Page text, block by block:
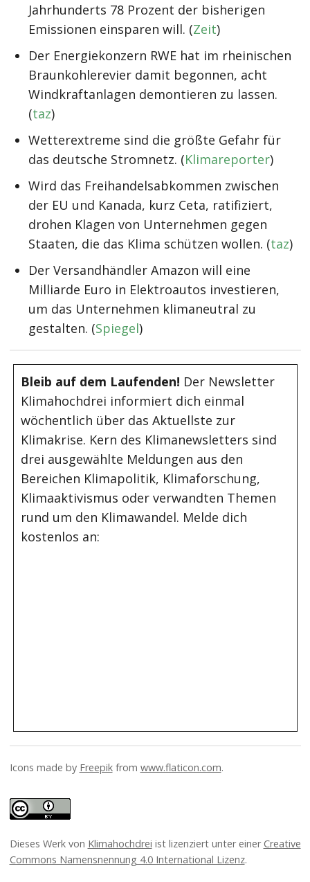
Jahrhunderts 78 Prozent der bisherigen
Emissionen einsparen will. (Zeit)
Der Energiekonzern RWE hat im rheinischen
Braunkohlerevier damit begonnen, acht
Windkraftanlagen demontieren zu lassen.
(taz)
Wetterextreme sind die größte Gefahr für
das deutsche Stromnetz. (Klimareporter)
Wird das Freihandelsabkommen zwischen
der EU und Kanada, kurz Ceta, ratifiziert,
drohen Klagen von Unternehmen gegen
Staaten, die das Klima schützen wollen. (taz)
Der Versandhändler Amazon will eine
Milliarde Euro in Elektroautos investieren,
um das Unternehmen klimaneutral zu
gestalten. (Spiegel)
Bleib auf dem Laufenden! Der Newsletter
Klimahochdrei informiert dich einmal
wöchentlich über das Aktuellste zur
Klimakrise. Kern des Klimanewsletters sind
drei ausgewählte Meldungen aus den
Bereichen Klimapolitik, Klimaforschung,
Klimaaktivismus oder verwandten Themen
rund um den Klimawandel. Melde dich
kostenlos an:
Icons made by Freepikfrom www.flaticon.com.
Dieses Werk von Klimahochdrei ist lizenziert unter einer Creative
Commons Namensnennung 4.0 International Lizenz.